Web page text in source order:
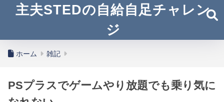
主夫STEDの自給自足チャレン
ジ
ホーム 雑記
PSプラスでゲームやり放題でも乗り気に